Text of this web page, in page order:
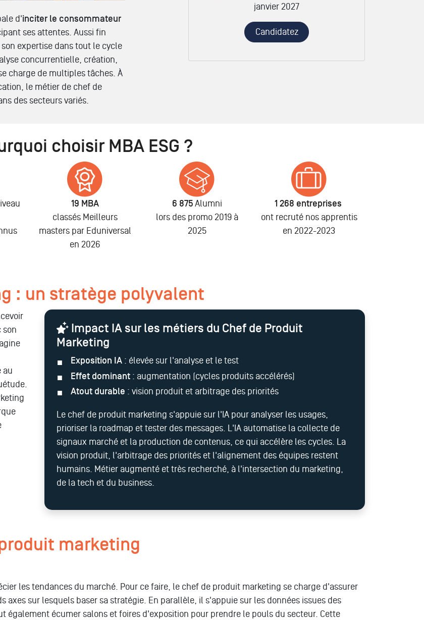
d'inciter le consommateur
ses attentes. Aussi fin
expertise dans tout le cycle
concurrentielle, création,
charge de multiples tâches. À
le métier de chef de
des secteurs variés.
janvier 2027
Candidatez
choisir MBA ESG ?
19 MBA
classés Meilleurs
masters par Eduniversal
en 2026
6 875 Alumni
lors des promo 2019 à
2025
1 268 entreprises
ont recruté nos apprentis
en 2022-2023
: un stratège polyvalent
son
au
Impact IA sur les métiers du Chef de Produit
Marketing
Exposition IA : élevée sur l'analyse et le test
Effet dominant : augmentation (cycles produits accélérés)
Atout durable : vision produit et arbitrage des priorités
Le chef de produit marketing s'appuie sur l'IA pour analyser les usages,
prioriser la roadmap et tester des messages. L'IA automatise la collecte de
signaux marché et la production de contenus, ce qui accélère les cycles. La
vision produit, l'arbitrage des priorités et l'alignement des équipes restent
humains. Métier augmenté et très recherché, à l'intersection du marketing,
de la tech et du business.
marketing
les tendances du marché. Pour ce faire, le chef de produit marketing se charge d'assurer
sur lesquels baser sa stratégie. En parallèle, il s'appuie sur les données issues des
également écumer salons et foires d'exposition pour prendre le pouls du secteur. Cette